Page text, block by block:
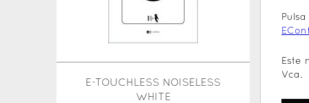
Este
Vca.
E-TOUCHLESS NOISELESS
WHITE